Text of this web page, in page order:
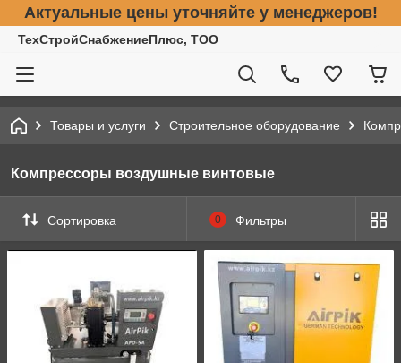
Актуальные цены уточняйте у менеджеров!
ТехСтройСнабжениеПлюс, ТОО
Товары и услуги Строительное оборудование
Компрессоры воздушные винтовые
Сортировка 0 Фильтры